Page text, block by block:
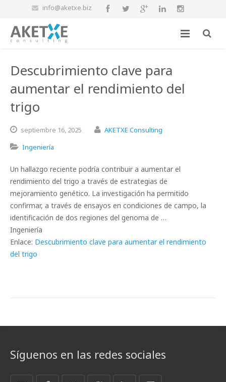
info@aketxe.biz
Descubrimiento clave para
aumentar el rendimiento del
trigo
septiembre 16, 2025
AKETXE Consulting
Ingeniería
Un hallazgo reciente podría contribuir a aumentar el
rendimiento del trigo a través de estrategias de
mejoramiento genético. La investigación ha permitido
confirmar, a través de ensayos en condiciones de campo, la
identificación de dos regiones del genoma de …
Ingeniería
Enlace: Descubrimiento clave para aumentar el rendimiento
del trigo
Síguenos en las redes sociales